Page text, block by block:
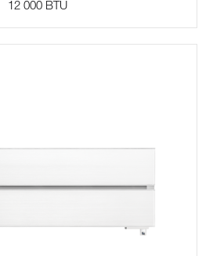
12 000 BTU